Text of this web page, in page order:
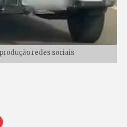
redes sociais